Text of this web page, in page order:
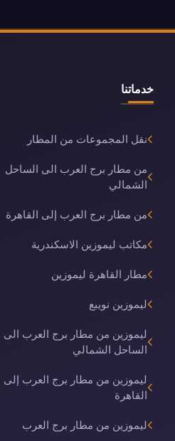
خدماتنا
نقل المجموعات من المطار
من مطار برج العرب الى الساحل
الشمالي
من مطار برج العرب إلى القاهرة
مكاتب ليموزين الاسكندرية
مطار القاهرة ليموزين
ليموزين نويبع
ليموزين من مطار برج العرب الى
الساحل الشمالي
ليموزين من مطار برج العرب إلى
القاهرة
ليموزين من مطار برج العرب